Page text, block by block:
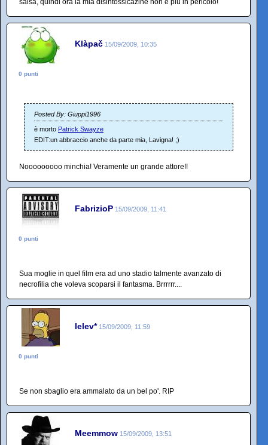
salsa, quindi ora la mia disintossicazine non è più in pericolo!
Klàpač 15/09/2009, 10:35
0 punti
Posted By: Giuppi1996
è morto Patrick Swayze
EDIT:un abbraccio anche da parte mia, Lavigna! ;)
Nooooooooo minchia! Veramente un grande attore!!
FabrizioP 15/09/2009, 11:41
0 punti
Sua moglie in quel film era ad uno stadio talmente avanzato di
necrofilia che voleva scoparsi il fantasma. Brrrrrr....
lelev* 15/09/2009, 11:59
0 punti
Se non sbaglio era ammalato da un bel po'. RIP
Meemmow 15/09/2009, 13:51